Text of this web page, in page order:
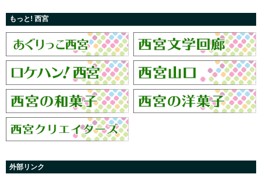
もっと! 西宮
外部リンク